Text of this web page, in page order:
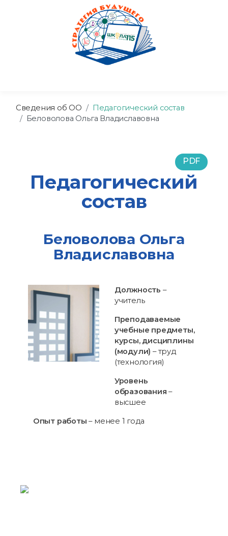
Сведения об ОО
Педагогический состав
Беловолова Ольга Владиславовна
PDF
Педагогический
состав
Беловолова Ольга
Владиславовна
Должность –
учитель
Преподаваемые
учебные предметы,
курсы, дисциплины
(модули) – труд
(технология)
Уровень
образования –
высшее
Опыт работы – менее 1 года